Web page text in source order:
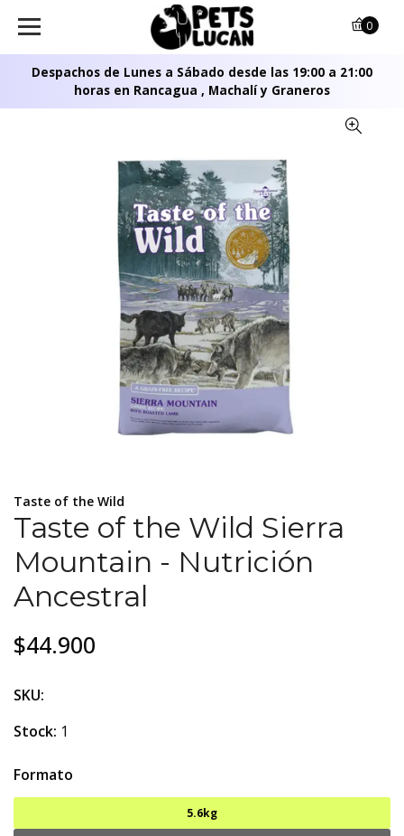
Despachos de Lunes a Sábado desde las 19:00 a 21:00
horas en Rancagua , Machalí y Graneros
0
Taste of the Wild
Taste of the Wild Sierra
Mountain - Nutrición
Ancestral
$44.900
SKU:
Stock: 1
Formato
5.6kg